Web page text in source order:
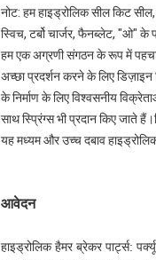
नोट: हम हाइड्रोलिक सील किट
स्विच, टर्बो चार्जर, फैनब्लेट, "ओ" के
हम एक अग्रणी संगठन के रूप में
अच्छा प्रदर्शन करने के लिए
के निर्माण के लिए विश्वसनीय
साथ स्प्रिंग्स भी प्रदान किए जाते
यह मध्यम और उच्च दबाव
आवेदन
हाइड्रोलिक हैमर ब्रेकर पार्ट्स: